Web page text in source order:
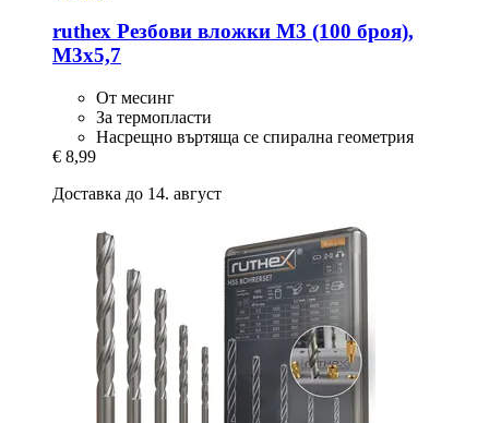
ruthex Резбови вложки M3 (100 броя),
M3x5,7
От месинг
За термопласти
Насрещно въртяща се спирална геометрия
€ 8,99
Доставка до 14. август